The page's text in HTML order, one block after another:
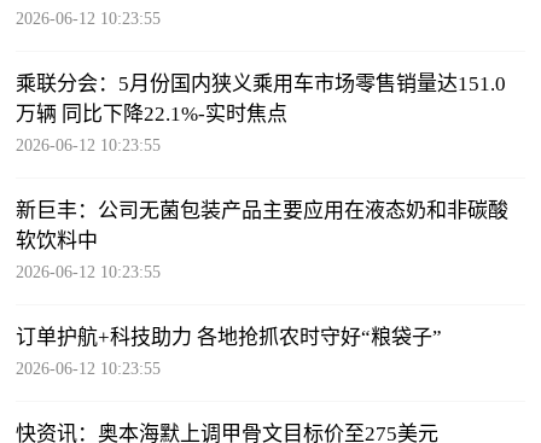
2026-06-12 10:23:55
乘联分会：5月份国内狭义乘用车市场零售销量达151.0
万辆 同比下降22.1%-实时焦点
2026-06-12 10:23:55
新巨丰：公司无菌包装产品主要应用在液态奶和非碳酸
软饮料中
2026-06-12 10:23:55
订单护航+科技助力 各地抢抓农时守好“粮袋子”
2026-06-12 10:23:55
快资讯：奥本海默上调甲骨文目标价至275美元